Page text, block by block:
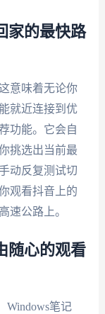
家的最快路
意味着无论你
就近连接到优
功能。它会自
挑选出当前最
动反复测试切
观看抖音上的
速公路上。
随心的观看
Windows笔记